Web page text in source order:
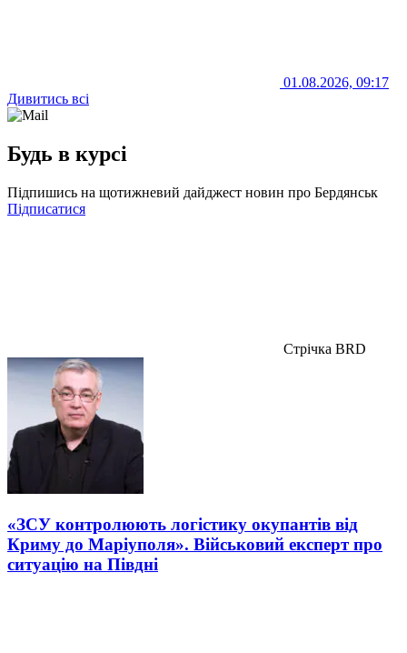
01.08.2026, 09:17
Дивитись всі
Будь в курсі
Підпишись на щотижневий дайджест новин про Бердянськ
Підписатися
Стрічка BRD
«ЗСУ контролюють логістику окупантів від
Криму до Маріуполя». Військовий експерт про
ситуацію на Півдні